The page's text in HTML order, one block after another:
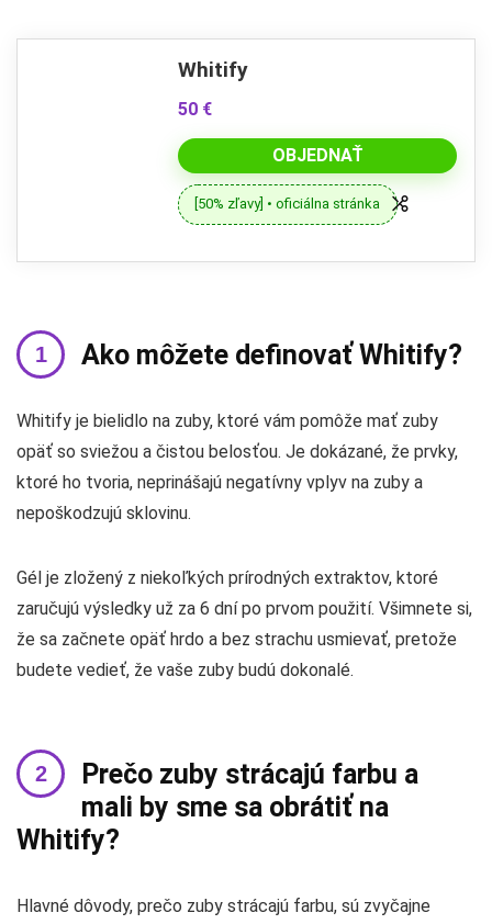
Whitify
50 €
OBJEDNAŤ
[50% zľavy] • oficiálna stránka
Ako môžete definovať Whitify?
Whitify je bielidlo na zuby, ktoré vám pomôže mať zuby
opäť so sviežou a čistou belosťou. Je dokázané, že prvky,
ktoré ho tvoria, neprinášajú negatívny vplyv na zuby a
nepoškodzujú sklovinu.
Gél je zložený z niekoľkých prírodných extraktov, ktoré
zaručujú výsledky už za 6 dní po prvom použití. Všimnete si,
že sa začnete opäť hrdo a bez strachu usmievať, pretože
budete vedieť, že vaše zuby budú dokonalé.
Prečo zuby strácajú farbu a
mali by sme sa obrátiť na
Whitify?
Hlavné dôvody, prečo zuby strácajú farbu, sú zvyčajne